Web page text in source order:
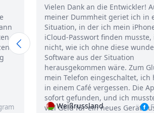
Vielen Dank an die Entwickler!
meiner Dummheit geriet ich in
Situation, in der ich mein
iCloud-Passwort finden musste,
nicht, wie ich ohne diese
Software aus der Situation
herausgekommen wäre. Zum
mein Telefon eingeschaltet, ich
in einem Café vergessen. Die
sofort gefunden, und ich
viel Geld für ein neues Gerät
Weißrussland